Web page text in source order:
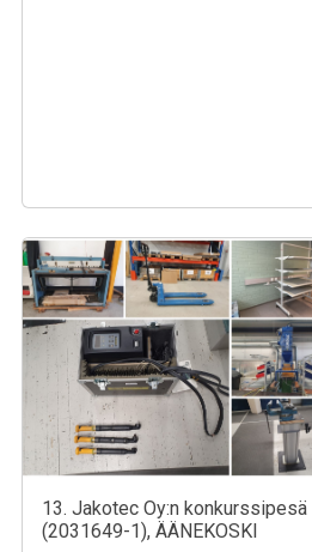
13. Jakotec Oy:n konkurssipesä
(2031649-1), ÄÄNEKOSKI